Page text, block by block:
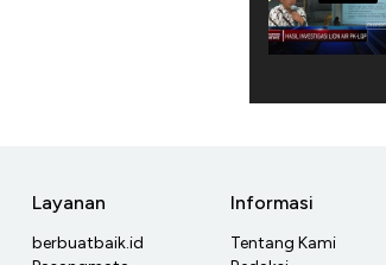
Layanan
berbuatbaik.id
Informasi
Tentang Kami